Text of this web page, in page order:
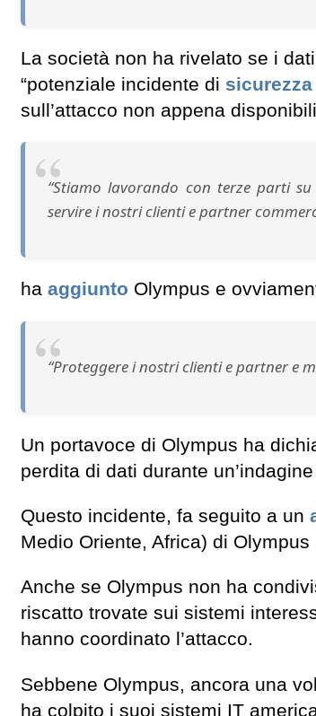
La società non ha rivelato se i
“potenziale incidente di
sull’attacco non appena
“Stiamo lavorando con terze parti
servire i nostri clienti e partner
ha aggiunto Olympus e
“Proteggere i nostri clienti e partner e
Un portavoce di Olympus ha
perdita di dati durante
Questo incidente, fa seguito a un
Medio Oriente, Africa) di Olympus
Anche se Olympus non ha
riscatto trovate sui sistemi
hanno coordinato l’attacco.
Sebbene Olympus, ancora una
ha colpito i suoi sistemi IT